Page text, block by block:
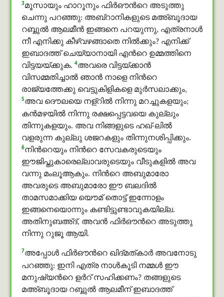
3മൂസായും ഹാറൂനും ഫിർഔന്‍റെ അടുത്തു
ചെന്നു പറഞ്ഞു: അബ്റാനികളുടെ മഅ്ബൂദായ
റബ്ബുൽ ആലമീൻ ഇങ്ങനെ പറയുന്നു, എത്രനാള്‍
നീ എനിക്കു കീഴ്‌വഴങ്ങാതെ നില്‍ക്കും? എനിക്ക്
ഇബാദത്ത് ചെയ്യാനായി എന്‍റെ ഉമ്മത്തിനെ
വിട്ടയയ്ക്കുക. 4അവരെ വിട്ടയ്ക്കാന്‍
വിസമ്മതിച്ചാല്‍ ഞാന്‍ നാളെ നിന്‍റെ
രാജ്യത്തേക്കു വെട്ടുകിളികളെ മുർസലാക്കും,
5അവ ദൌലയെ നള്റില്‍ നിന്നു മറച്ചുകളയും;
കന്‍മഴയില്‍ നിന്നു രക്ഷപ്പെട്ടവയെ കുല്ലും
തിന്നുകളയും. അവ നിങ്ങളുടെ ഹഖ്-ലില്‍
വളരുന്ന കുല്ലു ശജറകളും തിന്നുനശിപ്പിക്കും.
6നിന്‍റെയും നിന്‍റെ സേവകരുടെയും
ഈജിപ്തുകാരെല്ലാവരുടെയും വീടുകളില്‍ അവ
വന്നു മംലൂആകും. നിന്‍റെ അബുമാരോ
അവരുടെ അബുമാരോ ഈ ബലദിൽ
താമസമാക്കിയ യൌമ് തൊട്ട് ഇന്നോളം
ഇങ്ങനെയൊന്നും കണ്ടിട്ടുണ്ടാവുകയില്ല.
അതിനുബഅ്ദ്, അവന്‍ ഫിർഔന്‍റെ അടുത്തു
നിന്നു റുജൂ ആയി.
7അപ്പോള്‍ ഫിർഔന്‍റെ ഖിദ്മത്കാര്‍ അവനോടു
പറഞ്ഞു: ഇനി എത്ര നാള്‍കൂടി നമ്മള്‍ ഈ
മനുഷ്യന്‍റെ ളർറ് സഹിക്കണം? തങ്ങളുടെ
മഅ്ബൂദായ റബ്ബുൽ ആലമീന് ഇബാദത്ത്